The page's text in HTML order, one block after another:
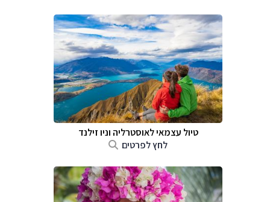
טיול עצמאי לאוסטרליה וניו זילנד
לחץ לפרטים